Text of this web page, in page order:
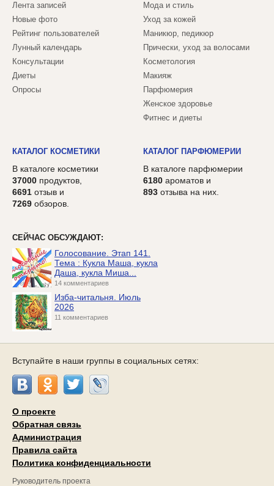
Лента записей
Новые фото
Рейтинг пользователей
Лунный календарь
Консультации
Диеты
Опросы
Мода и стиль
Уход за кожей
Маникюр, педикюр
Прически, уход за волосами
Косметология
Макияж
Парфюмерия
Женское здоровье
Фитнес и диеты
КАТАЛОГ КОСМЕТИКИ
В каталоге косметики
37000 продуктов,
6691 отзыв и
7269 обзоров.
КАТАЛОГ ПАРФЮМЕРИИ
В каталоге парфюмерии
6180 ароматов и
893 отзыва на них.
СЕЙЧАС ОБСУЖДАЮТ:
Голосование. Этап 141.
Тема : Кукла Маша, кукла
Даша, кукла Миша...
14 комментариев
Изба-читальня. Июль
2026
11 комментариев
Вступайте в наши группы в социальных сетях:
О проекте
Обратная связь
Администрация
Правила сайта
Политика конфиденциальности
Руководитель проекта